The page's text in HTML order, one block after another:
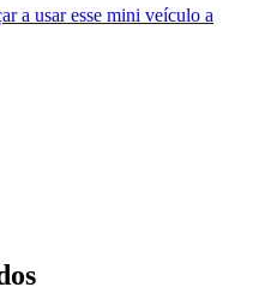
a usar esse mini veículo a